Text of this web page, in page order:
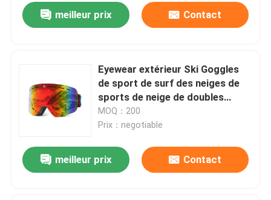
meilleur prix Contact
Eyewear extérieur Ski Goggles
de sport de surf des neiges de
sports de neige de doubles
couches de miroir d'hiver fait sur
commande antibrouillard de
MOQ：200
Prix：negotiable
meilleur prix Contact